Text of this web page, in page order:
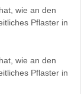
wie an den
Pflaster in
wie an den
Pflaster in